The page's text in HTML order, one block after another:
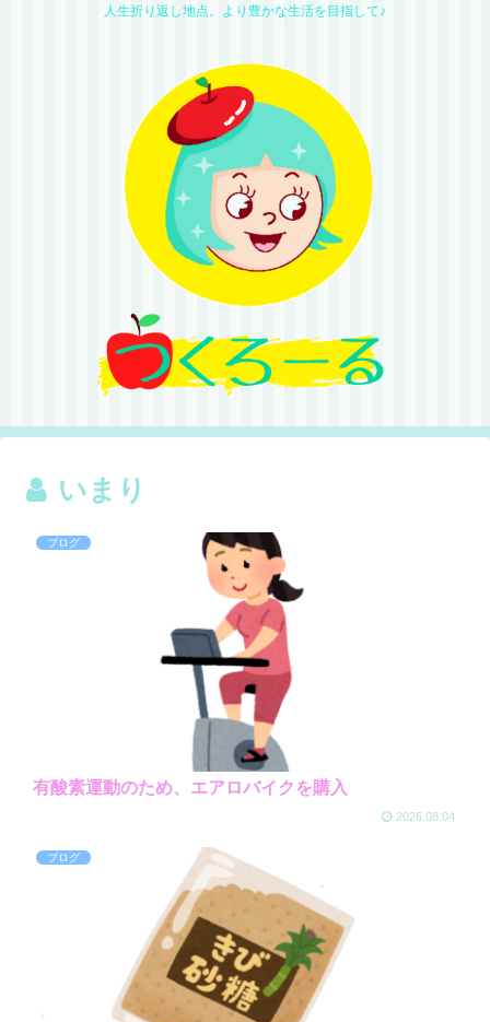
人生折り返し地点。より豊かな生活を目指して♪
いまり
ブログ
有酸素運動のため、エアロバイクを購入
2026.08.04
ブログ